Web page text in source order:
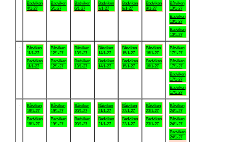
Badviken
4/1-27
Badviken
5/1-27
Badviken
6/1-27
Badviken
7/1-27
Badviken
8/1-27
Badviken
9/1-27
Båtviken
10/1-27
Badviken
10/1-27
Badviken
10/1-27
Båtviken
11/1-27
Badviken
11/1-27
Båtviken
12/1-27
Badviken
12/1-27
Båtviken
13/1-27
Badviken
13/1-27
Båtviken
14/1-27
Badviken
14/1-27
Båtviken
15/1-27
Badviken
15/1-27
Båtviken
16/1-27
Badviken
16/1-27
Båtviken
17/1-27
Båtviken
17/1-27
Badviken
17/1-27
Badviken
17/1-27
Båtviken
18/1-27
Badviken
18/1-27
Båtviken
19/1-27
Badviken
19/1-27
Båtviken
20/1-27
Badviken
20/1-27
Båtviken
21/1-27
Badviken
21/1-27
Båtviken
22/1-27
Badviken
22/1-27
Båtviken
23/1-27
Badviken
23/1-27
Båtviken
24/1-27
Båtviken
24/1-27
Badviken
24/1-27